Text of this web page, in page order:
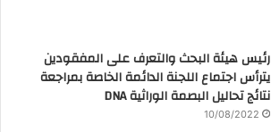
رئيس هيئة البحث والتعرف على المفقودين
يترأس اجتماع اللجنة الدائمة الخاصة بمراجعة
نتائج تحاليل البصمة الوراثية DNA
10/08/2022